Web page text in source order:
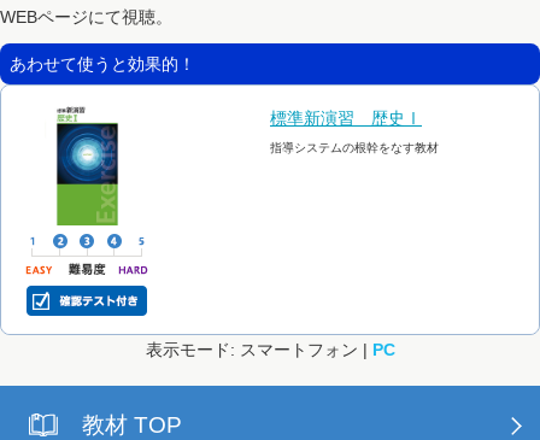
WEBページにて視聴。
あわせて使うと効果的！
標準新演習 歴史Ⅰ
指導システムの根幹をなす教材
表示モード: スマートフォン | PC
教材 TOP